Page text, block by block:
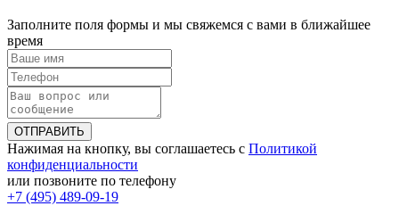
Заполните поля формы и мы свяжемся с вами в ближайшее
время
ОТПРАВИТЬ
Нажимая на кнопку, вы соглашаетесь с Политикой
конфиденциальности
или позвоните по телефону
+7 (495) 489-09-19